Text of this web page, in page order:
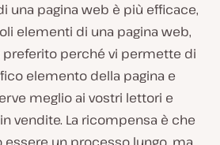
una pagina web è più efficace,
elementi di una pagina web,
preferito perché vi permette di
elemento della pagina e
meglio ai vostri lettori e
vendite. La ricompensa è che